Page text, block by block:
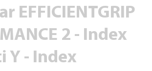
EFFICIENTGRIP
2 - Index
Y - Index